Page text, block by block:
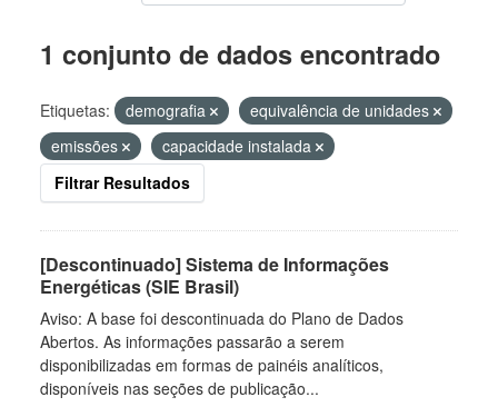
1 conjunto de dados encontrado
Etiquetas: demografia
equivalência de unidades
emissões
capacidade instalada
Filtrar Resultados
[Descontinuado] Sistema de Informações
Energéticas (SIE Brasil)
Aviso: A base foi descontinuada do Plano de Dados
Abertos. As informações passarão a serem
disponibilizadas em formas de painéis analíticos,
disponíveis nas seções de publicação...